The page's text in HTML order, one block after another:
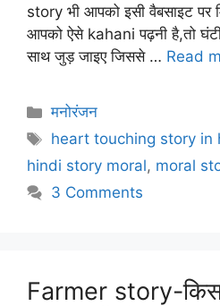
story भी आपको इसी वैबसाइट पर
आपको ऐसे kahani पढ़नी है,तो
साथ जुड़ जाइए जिससे … Read
Categories
मनोरंजन
Tags
heart touching story in
hindi story moral, moral
3 Comments
Farmer story-